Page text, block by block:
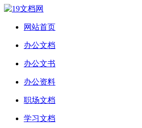
网站首页
办公文档
办公文书
办公资料
职场文档
学习文档